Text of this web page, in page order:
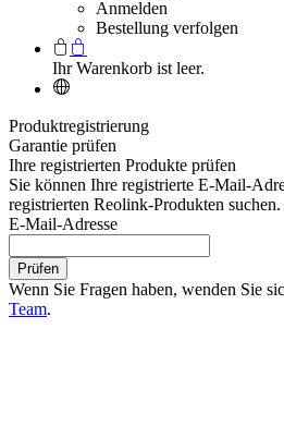
Anmelden
Bestellung verfolgen
Ihr Warenkorb ist leer.
Produktregistrierung
Garantie prüfen
Ihre registrierten Produkte prüfen
Sie können Ihre registrierte E-Mail-
registrierten Reolink-Produkten suchen.
E-Mail-Adresse
Prüfen
Wenn Sie Fragen haben, wenden Sie
Team.